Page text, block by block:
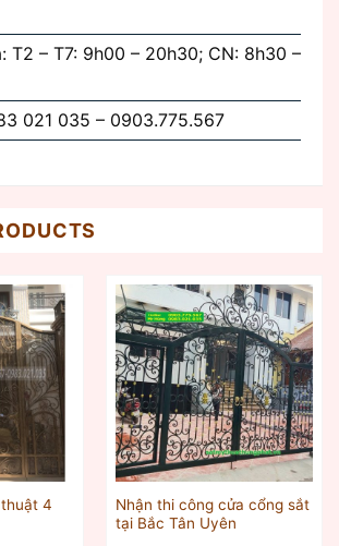
T2 – T7: 9h00 – 20h30; CN: 8h30 –
021 035 – 0903.775.567
4
Nhận thi công cửa cổng sắt
tại Bắc Tân Uyên